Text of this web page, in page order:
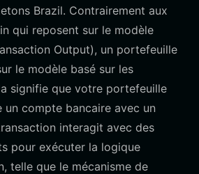
Brazil. Contrairement aux
qui reposent sur le modèle
Output), un portefeuille
le modèle basé sur les
signifie que votre portefeuille
compte bancaire avec un
interagit avec des
pour exécuter la logique
telle que le mécanisme de